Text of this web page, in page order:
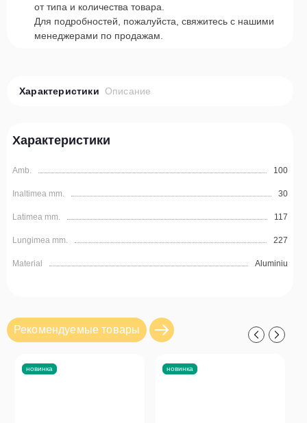
от типа и количества товара.
Для подробностей, пожалуйста, свяжитесь с нашими
менеджерами по продажам.
Характеристики Описание
Характеристики
Amb. 100
Inaltimea mm. 30
Latimea mm. 117
Lungimea mm. 227
Material Aluminiu
Рекомендуемые товары
новинка новинка